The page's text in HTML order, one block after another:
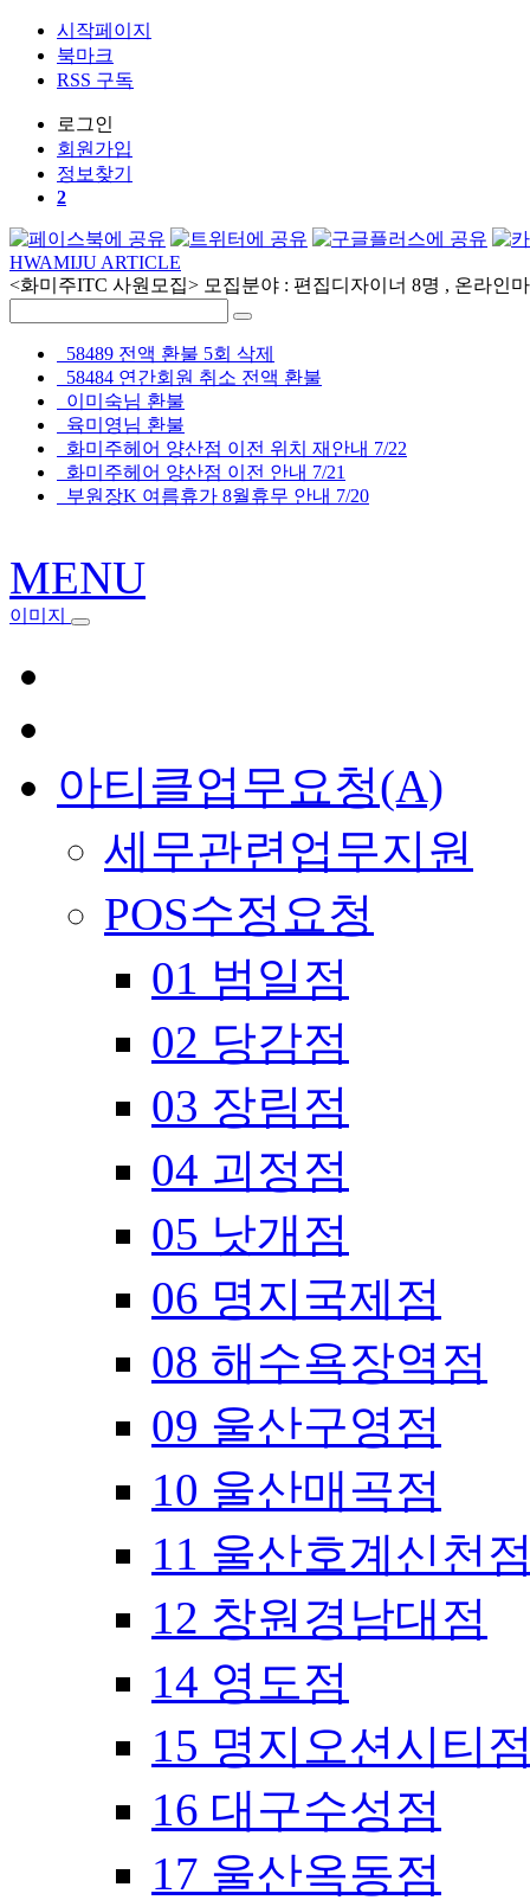
시작페이지
북마크
RSS 구독
로그인
회원 가입
정보찾기
2
HWAMIJU ARTICLE
<화미주ITC 사원모집> 모집분야 : 편집디자이너 8명 , 온라인
58489 전액 환불 5회 삭제
58484 연간회원 취소 전액 환불
이미숙님 환불
육미영님 환불
화미주헤어 양산점 이전 위치 재안내 7/22
화미주헤어 양산점 이전 안내 7/21
부원장K 여름휴가 8월휴무 안내 7/20
MENU
이미지
아티클업무요청(A)
세무관련업무지원
POS수정요청
01 범일점
02 당감점
03 장림점
04 괴정점
05 낫개점
06 명지국제점
08 해수욕장역점
09 울산구영점
10 울산매곡점
11 울산호계신천
12 창원경남대점
14 영도점
15 명지오션시티
16 대구수성점
17 울산옥동점